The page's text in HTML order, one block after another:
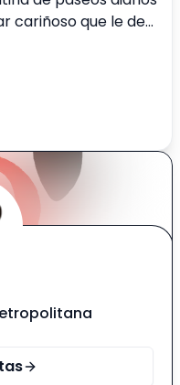
cariñoso que le de
vida.